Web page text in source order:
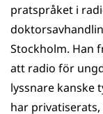
pratspråket i
Stockholm. Han
att radio för
lyssnare kanske
har